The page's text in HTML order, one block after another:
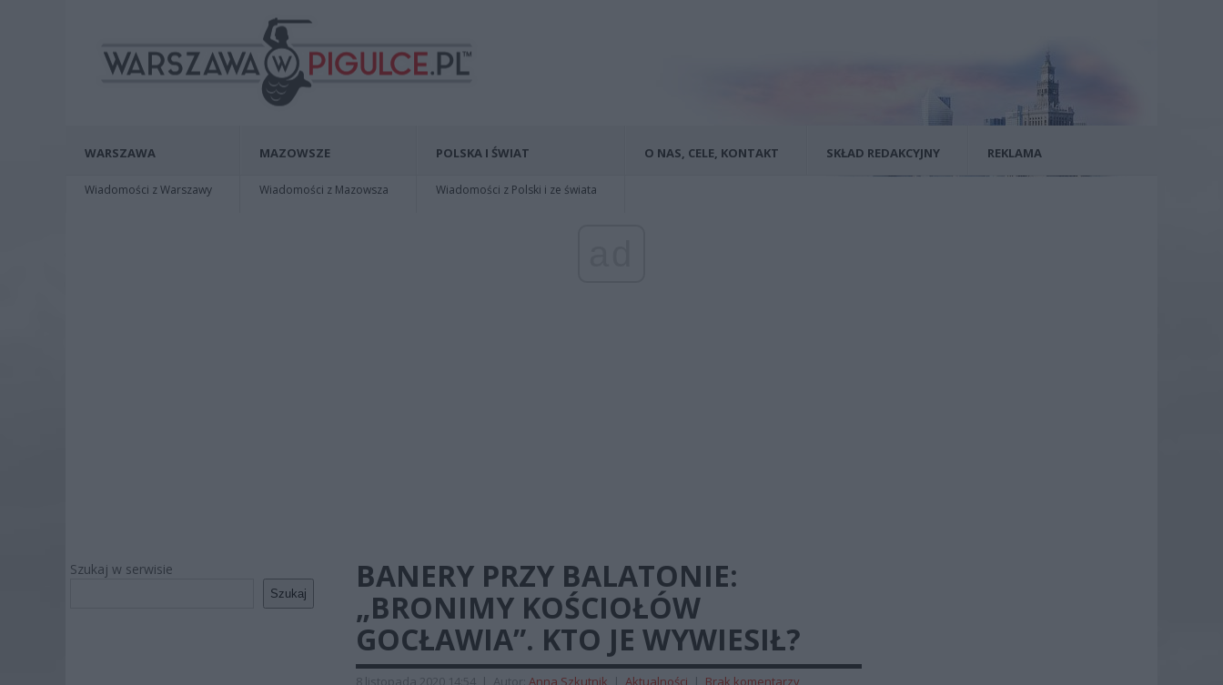
WARSZAWA
Wiadomości z Warszawy
MAZOWSZE
Wiadomości z Mazowsza
POLSKA I ŚWIAT
Wiadomości z Polski i ze świata
O NAS, CELE, KONTAKT SKŁAD REDAKCYJNY REKLAMA
Szukaj w serwisie
Szukaj
BANERY PRZY BALATONIE:
„BRONIMY KOŚCIOŁÓW
GOCŁAWIA”. KTO JE WYWIESIŁ?
8 listopada 2020 14:54 | Autor: Anna Szkutnik | Aktualności | Brak komentarzy